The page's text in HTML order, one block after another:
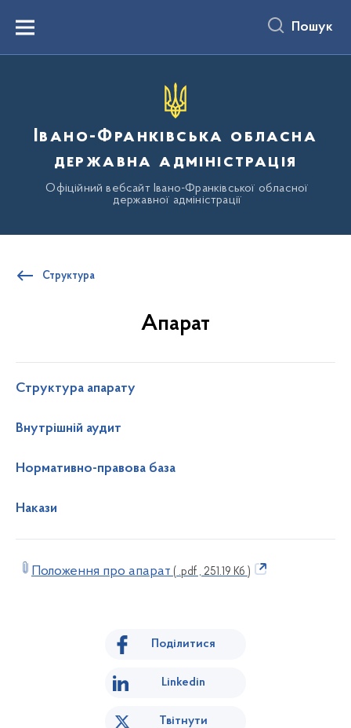
вмістуMenu Пошук
Івано-Франківська обласна
державна адміністрація
Офіційний вебсайт Івано-Франківської обласної
державної адміністрації
Структура
Апарат
Структура апарату
Внутрішній аудит
Нормативно-правова база
Накази
Положення про апарат ( .pdf , 251.19 Кб )
Поділитися
Linkedin
Твітнути